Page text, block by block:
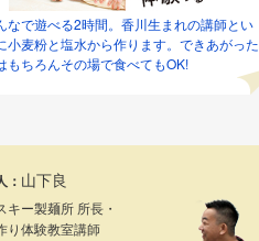
なで遊べる2時間。香川生まれの講師とい
小麦粉と塩水から作ります。できあがった
もちろんその場で食べてもOK!
： 山下良
キー製麺所 所長・
り体験教室講師